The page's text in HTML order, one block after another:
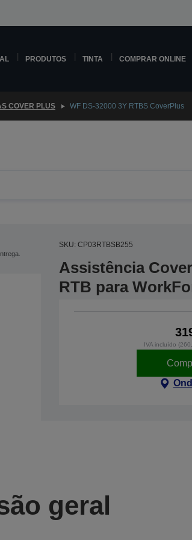
PRODUTOS TINTA COMPRAR ONLINE
COVER PLUS WF DS-32000 3Y RTBS CoverPlus
SKU: CP03RTBSB255
Assistência
RTB para
IVA incluído
geral